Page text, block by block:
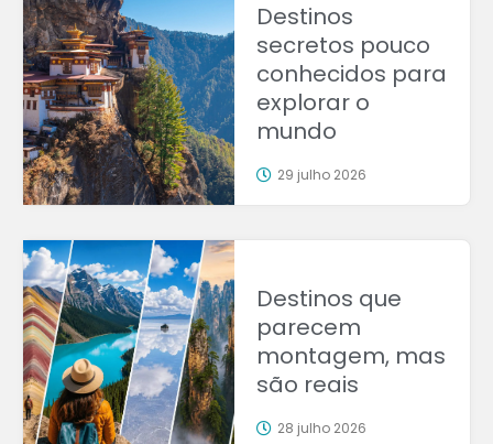
Destinos
secretos pouco
conhecidos para
explorar o
mundo
29 julho 2026
Destinos que
parecem
montagem, mas
são reais
28 julho 2026